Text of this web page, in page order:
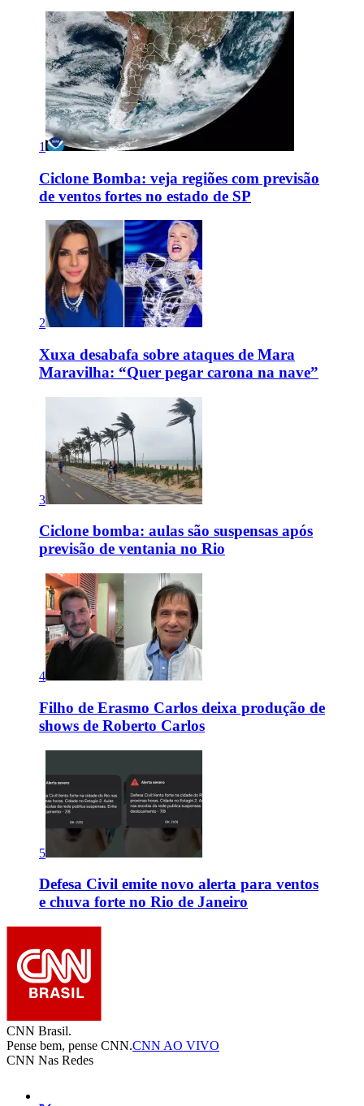
1
Ciclone Bomba: veja regiões com previsão
de ventos fortes no estado de SP
2
Xuxa desabafa sobre ataques de Mara
Maravilha: “Quer pegar carona na nave”
3
Ciclone bomba: aulas são suspensas após
previsão de ventania no Rio
4
Filho de Erasmo Carlos deixa produção de
shows de Roberto Carlos
5
Defesa Civil emite novo alerta para ventos
e chuva forte no Rio de Janeiro
CNN Brasil.
Pense bem, pense CNN.CNN AO VIVO
CNN Nas Redes